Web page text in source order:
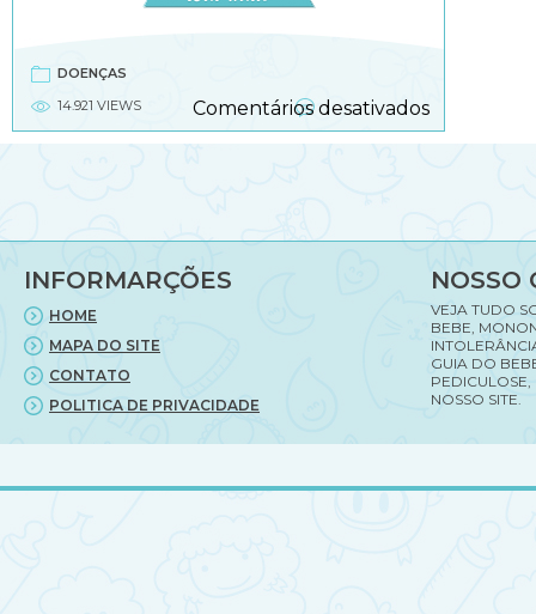
DOENÇAS
14.921 VIEWS
Comentários desativadosem
Micose
prevenção
INFORMARÇÕES
HOME
MAPA DO SITE
CONTATO
POLITICA DE PRIVACIDADE
NOSSO
VEJA TUDO
BEBE,
GUIA DO
PEDICULOSE,
NOSSO SITE.